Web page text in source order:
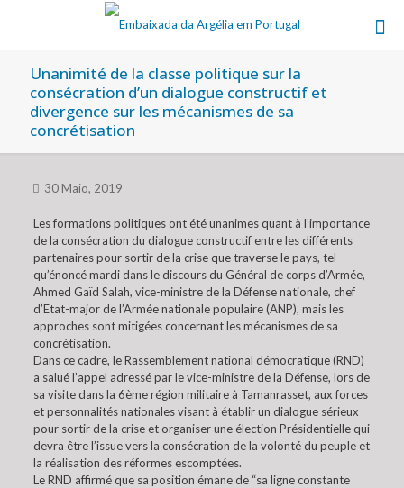
Unanimité de la classe politique sur la
consécration d’un dialogue constructif et
divergence sur les mécanismes de sa
concrétisation
30 Maio, 2019
Les formations politiques ont été unanimes quant à l’importance
de la consécration du dialogue constructif entre les différents
partenaires pour sortir de la crise que traverse le pays, tel
qu’énoncé mardi dans le discours du Général de corps d’Armée,
Ahmed Gaïd Salah, vice-ministre de la Défense nationale, chef
d’Etat-major de l’Armée nationale populaire (ANP), mais les
approches sont mitigées concernant les mécanismes de sa
concrétisation.
Dans ce cadre, le Rassemblement national démocratique (RND)
a salué l’appel adressé par le vice-ministre de la Défense, lors de
sa visite dans la 6ème région militaire à Tamanrasset, aux forces
et personnalités nationales visant à établir un dialogue sérieux
pour sortir de la crise et organiser une élection Présidentielle qui
devra être l’issue vers la consécration de la volonté du peuple et
la réalisation des réformes escomptées.
Le RND affirmé que sa position émane de “sa ligne constante